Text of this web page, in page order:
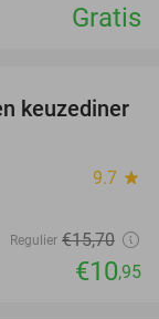
Gratis
30%
keuzediner
9.7 star
Regulier €15,70
€10,95